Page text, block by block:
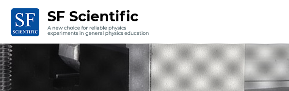
導
覽
Navigation